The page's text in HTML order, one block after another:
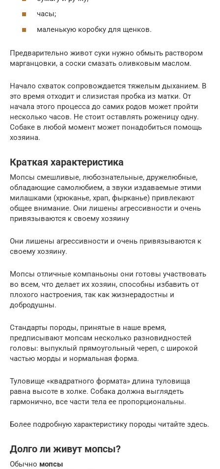
часы;
маленькую коробку для щенков.
Предварительно живот суки нужно обмыть раствором
марганцовки, а соски смазать оливковым маслом.
Начало схваток сопровождается тяжелым дыханием. В
это время отходит и слизистая пробка из матки. От
начала этого процесса до самих родов может пройти
несколько часов. Не стоит оставлять роженицу одну.
Собаке в любой момент может понадобиться помощь
хозяина.
Краткая характеристика
Мопсы смешливые, любознательные, дружелюбные,
обладающие самолюбием, а звуки издаваемые этими
милашками (хрюканье, храп, фырканье) привлекают
общее внимание. Они лишены агрессивности и очень
привязываются к своему хозяину
Они лишены агрессивности и очень привязываются к
своему хозяину.
Мопсы отличные компаньоны они готовы участвовать
во всем, что делает их хозяин, способны избавить от
плохого настроения, так как жизнерадостны и
добродушны.
Стандарты породы, принятые в наше время,
предписывают мопсам несколько разновидностей
головы: выпуклый прямоугольный череп, с широкой
частью морды и нормальная форма.
Туловище «квадратного формата» длина туловища
равна высоте в холке. Собака должна выглядеть
гармонично, все части тела ее пропорциональны.
Более подробную характеристику породы читайте здесь.
Долго ли живут мопсы?
Обычно мопсы